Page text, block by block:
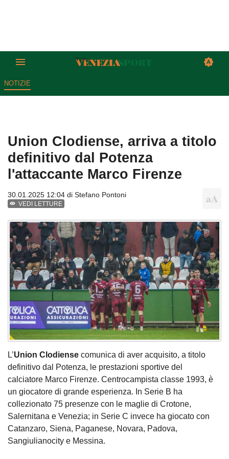
NOTIZIE
Union Clodiense, arriva a titolo
definitivo dal Potenza
l'attaccante Marco Firenze
30.01.2025 12:04 di Stefano Pontoni
VEDI LETTURE
L’Union Clodiense comunica di aver acquisito, a titolo
definitivo dal Potenza, le prestazioni sportive del
calciatore Marco Firenze. Centrocampista classe 1993, è
un giocatore di grande esperienza. In Serie B ha
collezionato 75 presenze con le maglie di Crotone,
Salernitana e Venezia; in Serie C invece ha giocato con
Catanzaro, Siena, Paganese, Novara, Padova,
Sangiulianocity e Messina.